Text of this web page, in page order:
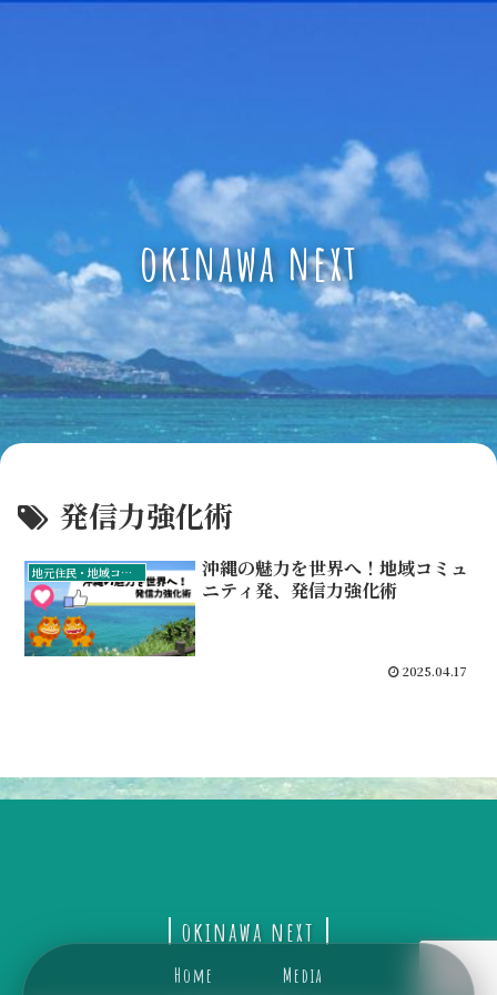
okinawa next
Home Media
発信力強化術
地元住民・地域コミュニティ
沖縄の魅力を世界へ！地域コミュ
ニティ発、発信力強化術
2025.04.17
okinawa next